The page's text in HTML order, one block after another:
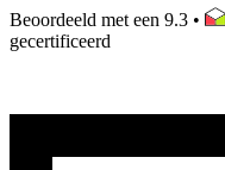
Beoordeeld met een 9.3 •
gecertificeerd